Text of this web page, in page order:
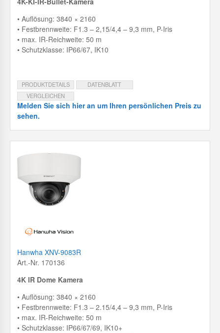
• Auflösung: 3840 × 2160
• Festbrennweite: F1.3 – 2,15/4,4 – 9,3 mm, P-Iris
• max. IR-Reichweite: 50 m
• Schutzklasse: IP66/67, IK10
PRODUKTDETAILS
DATENBLATT
VERGLEICHEN
Melden Sie sich hier an um Ihren persönlichen Preis zu
sehen.
Hanwha XNV-9083R
Art.-Nr. 170136
4K IR Dome Kamera
• Auflösung: 3840 × 2160
• Festbrennweite: F1.3 – 2.15/4,4 – 9,3 mm, P-Iris
• max. IR-Reichweite: 50 m
• Schutzklasse: IP66/67/69, IK10+